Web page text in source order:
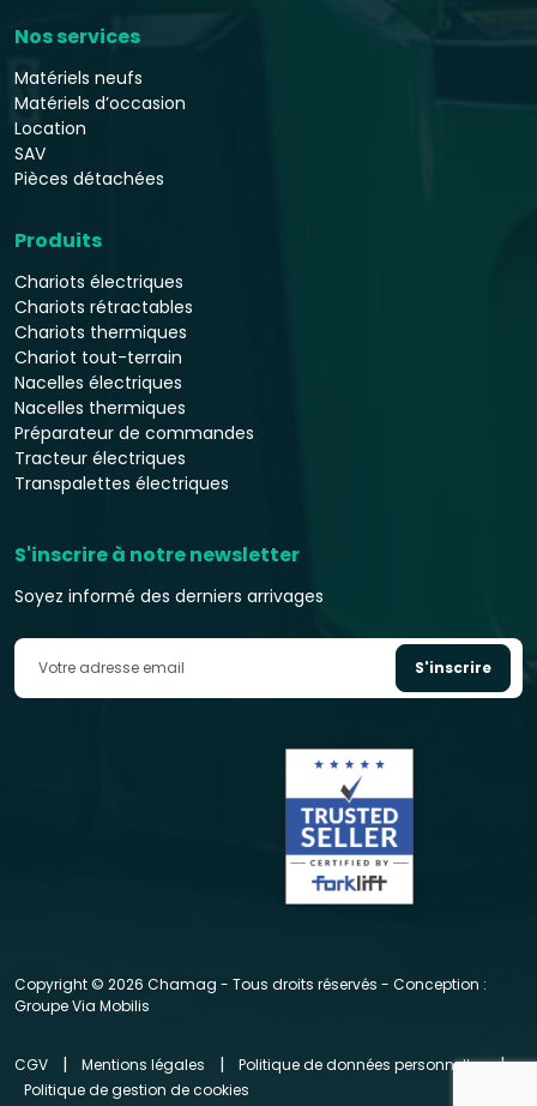
Nos services
Matériels neufs
Matériels d’occasion
Location
SAV
Pièces détachées
Produits
Chariots électriques
Chariots rétractables
Chariots thermiques
Chariot tout-terrain
Nacelles électriques
Nacelles thermiques
Préparateur de commandes
Tracteur électriques
Transpalettes électriques
S'inscrire à notre newsletter
Soyez informé des derniers arrivages
S'inscrire
Copyright © 2026 Chamag - Tous droits réservés - Conception :
Groupe Via Mobilis
CGV | Mentions légales | Politique de données personnelles |
Politique de gestion de cookies